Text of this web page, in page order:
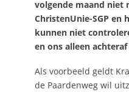
volgende maand niet
ChristenUnie-SGP en
kunnen niet
en ons alleen
Als voorbeeld geldt
de Paardenweg wil